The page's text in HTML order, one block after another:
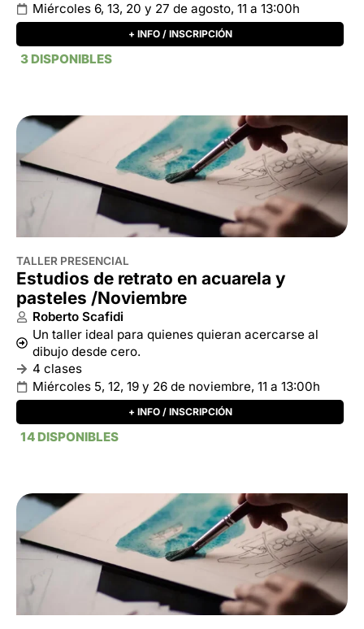
TALLER PRESENCIAL
Estudios de retrato en acuarela y
pasteles /Noviembre
Roberto Scafidi
Un taller ideal para quienes quieran acercarse al
dibujo desde cero.
14 DISPONIBLES
TALLER PRESENCIAL
Estudios de retrato en acuarela y
pasteles / Agosto
Roberto Scafidi
Un taller ideal para quienes quieran acercarse al
dibujo desde cero.